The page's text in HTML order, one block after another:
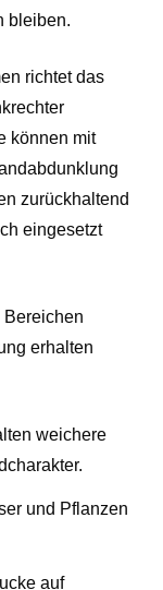
bleiben.
richtet das
können mit
zurückhaltend
eingesetzt
Bereichen
erhalten
weichere
und Pflanzen
auf